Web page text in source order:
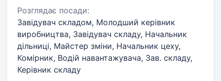
Розглядає посади:
Завідувач складом, Молодший керівник
виробництва, Завідувач складу, Начальник
дільниці, Майстер зміни, Начальник цеху,
Комірник, Водій навантажувача, Зав. складу,
Керівник складу